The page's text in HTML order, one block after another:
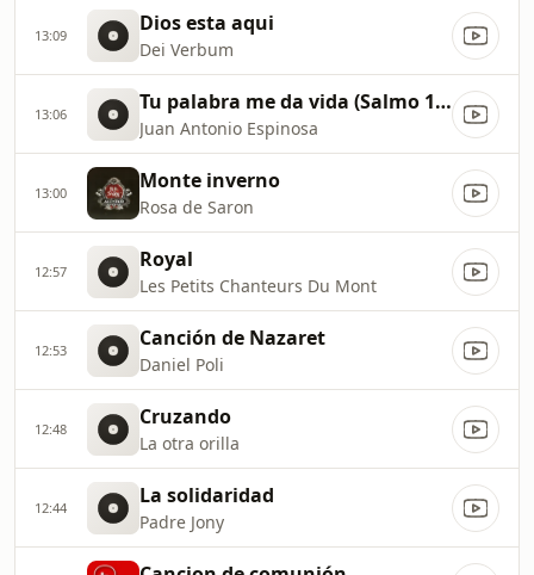
13:09 Dios esta aqui
Dei Verbum
13:06 Tu palabra me da vida (Salmo 118)
Juan Antonio Espinosa
13:00 Monte inverno
Rosa de Saron
12:57 Royal
Les Petits Chanteurs Du Mont
12:53 Canción de Nazaret
Daniel Poli
12:48 Cruzando
La otra orilla
12:44 La solidaridad
Padre Jony